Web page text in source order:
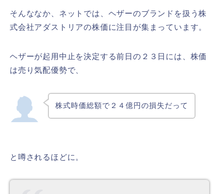
そんななか、ネットでは、ヘザーのブランドを扱う株
式会社アダストリアの株価に注目が集まっています。
ヘザーが起用中止を決定する前日の２３日には、株価
は売り気配優勢で、
株式時価総額で２４億円の損失だって
と噂されるほどに。